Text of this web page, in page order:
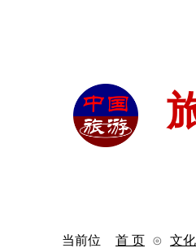
首 页 ⊙ 文
当前位